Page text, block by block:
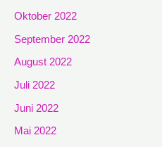
Oktober 2022
September 2022
August 2022
Juli 2022
Juni 2022
Mai 2022